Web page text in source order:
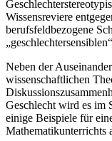
Wissensreviere
berufsfeldbezogene
Neben der
wissenschaftlichen
Geschlecht wird es im
einige Beispiele für
Mathematikunterrichts